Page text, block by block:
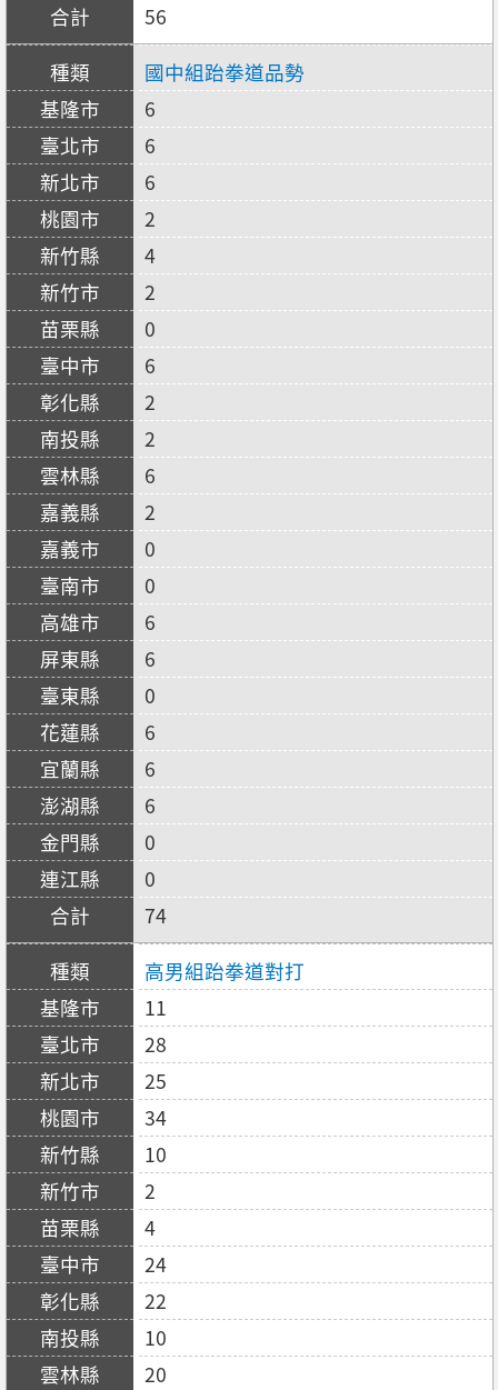
56
國中組跆拳道品勢
6
6
6
2
4
2
0
6
2
2
6
2
0
0
6
6
0
6
6
6
0
0
74
高男組跆拳道對打
11
28
25
34
10
2
4
24
22
10
20